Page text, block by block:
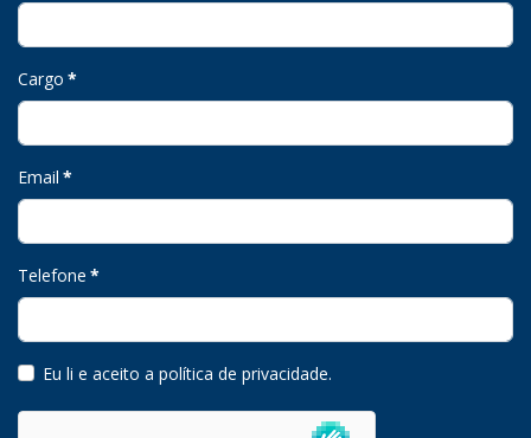
Cargo *
Email *
Telefone *
Eu li e aceito a política de privacidade.